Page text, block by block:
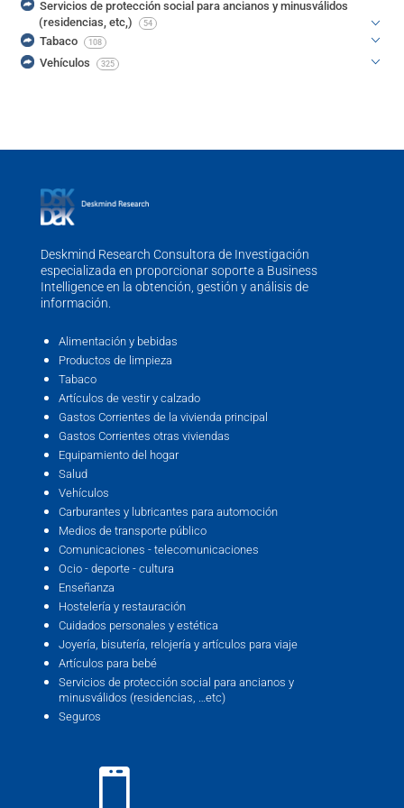
Servicios de protección social para ancianos y minusválidos
(residencias, etc,)
54
Tabaco 108
Vehículos 325
Deskmind Research Consultora de Investigación
especializada en proporcionar soporte a Business
Intelligence en la obtención, gestión y análisis de
información.
Alimentación y bebidas
Productos de limpieza
Tabaco
Artículos de vestir y calzado
Gastos Corrientes de la vivienda principal
Gastos Corrientes otras viviendas
Equipamiento del hogar
Salud
Vehículos
Carburantes y lubricantes para automoción
Medios de transporte público
Comunicaciones - telecomunicaciones
Ocio - deporte - cultura
Enseñanza
Hostelería y restauración
Cuidados personales y estética
Joyería, bisutería, relojería y artículos para viaje
Artículos para bebé
Servicios de protección social para ancianos y
minusválidos (residencias, …etc)
Seguros